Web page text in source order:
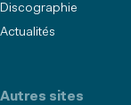
Autres sites
Discographie
Actualités